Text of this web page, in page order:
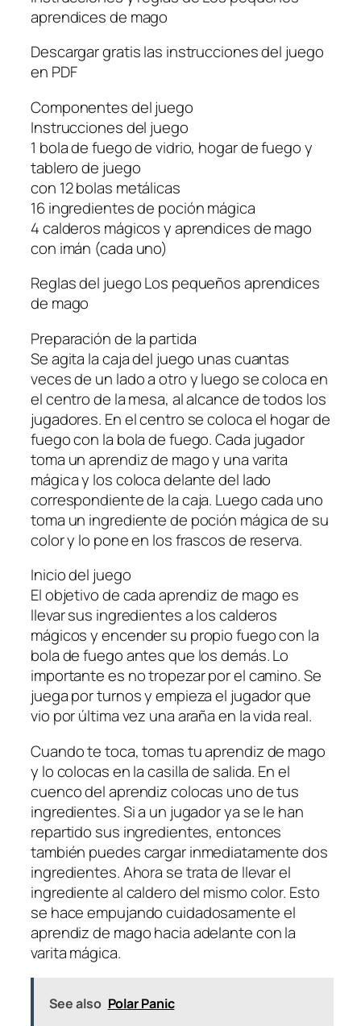
aprendices de mago
Descargar gratis las instrucciones del juego
en PDF
Componentes del juego
Instrucciones del juego
1 bola de fuego de vidrio, hogar de fuego y
tablero de juego
con 12 bolas metálicas
16 ingredientes de poción mágica
4 calderos mágicos y aprendices de mago
con imán (cada uno)
Reglas del juego Los pequeños aprendices
de mago
Preparación de la partida
Se agita la caja del juego unas cuantas
veces de un lado a otro y luego se coloca en
el centro de la mesa, al alcance de todos los
jugadores. En el centro se coloca el hogar de
fuego con la bola de fuego. Cada jugador
toma un aprendiz de mago y una varita
mágica y los coloca delante del lado
correspondiente de la caja. Luego cada uno
toma un ingrediente de poción mágica de su
color y lo pone en los frascos de reserva.
Inicio del juego
El objetivo de cada aprendiz de mago es
llevar sus ingredientes a los calderos
mágicos y encender su propio fuego con la
bola de fuego antes que los demás. Lo
importante es no tropezar por el camino. Se
juega por turnos y empieza el jugador que
vio por última vez una araña en la vida real.
Cuando te toca, tomas tu aprendiz de mago
y lo colocas en la casilla de salida. En el
cuenco del aprendiz colocas uno de tus
ingredientes. Si a un jugador ya se le han
repartido sus ingredientes, entonces
también puedes cargar inmediatamente dos
ingredientes. Ahora se trata de llevar el
ingrediente al caldero del mismo color. Esto
se hace empujando cuidadosamente el
aprendiz de mago hacia adelante con la
varita mágica.
See also Polar Panic